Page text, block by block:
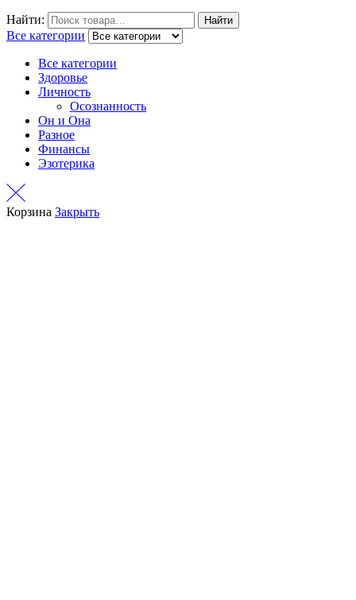
Найти: Найти
Все категории
Все категории
Здоровье
Личность
Осознанность
Он и Она
Разное
Финансы
Эзотерика
Корзина Закрыть